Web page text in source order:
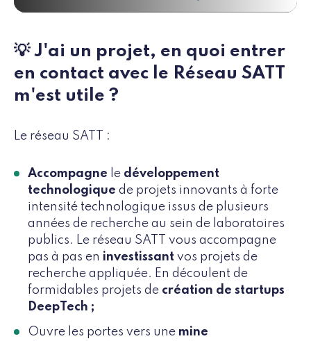
💡 J'ai un projet, en quoi entrer
en contact avec le Réseau SATT
m'est utile ?
Le réseau SATT :
Accompagne le développement
technologique de projets innovants à forte
intensité technologique issus de plusieurs
années de recherche au sein de laboratoires
publics. Le réseau SATT vous accompagne
pas à pas en investissant vos projets de
recherche appliquée. En découlent de
formidables projets de création de startups
DeepTech ;
Ouvre les portes vers une mine